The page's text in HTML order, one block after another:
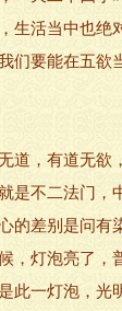
生活当中也绝
们要能在五欲
道，有道无欲
是不二法门，
的差别是问有
，灯泡亮了，
此一灯泡，光